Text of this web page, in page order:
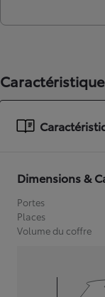
Dimensions &
Portes
Places
Volume du coffre